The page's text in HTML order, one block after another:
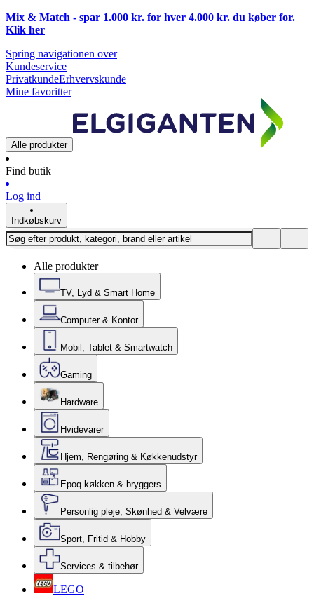
Mix & Match - spar 1.000 kr. for hver 4.000 kr. du køber for.
Klik her
Spring navigationen over
Kundeservice
PrivatkundeErhvervskunde
Mine favoritter
Alle produkter
Find butik
Log ind
Indkøbskurv
Alle produkter
TV, Lyd & Smart Home
Computer & Kontor
Mobil, Tablet & Smartwatch
Gaming
Hardware
Hvidevarer
Hjem, Rengøring & Køkkenudstyr
Epoq køkken & bryggers
Personlig pleje, Skønhed & Velvære
Sport, Fritid & Hobby
Services & tilbehør
LEGO